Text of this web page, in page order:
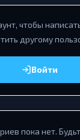
чтобы
другому
Войти
пока нет.